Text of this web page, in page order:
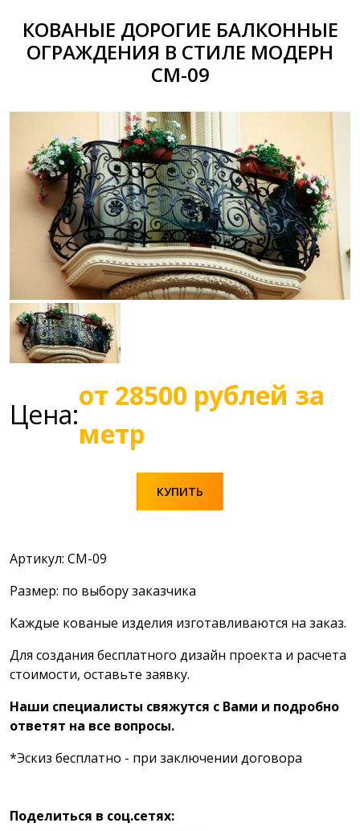
КОВАНЫЕ ДОРОГИЕ БАЛКОННЫЕ
ОГРАЖДЕНИЯ В СТИЛЕ МОДЕРН
СМ-09
Цена:
от 28500 рублей за
метр
КУПИТЬ
Артикул: СМ-09
Размер: по выбору заказчика
Каждые кованые изделия изготавливаются на заказ.
Для создания бесплатного дизайн проекта и расчета
стоимости, оставьте заявку.
Наши специалисты свяжутся с Вами и подробно
ответят на все вопросы.
*Эскиз бесплатно - при заключении договора
Поделиться в соц.сетях: